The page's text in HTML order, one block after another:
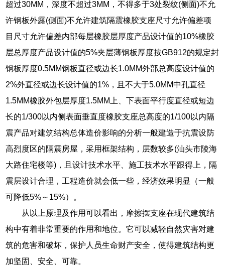
超过30MM，深度不超过3MM，不得多于3处裂纹(侧面)不允
许钢板外露(侧面)不允许建筑隔震橡胶支座尺寸允许偏差项
目尺寸允许偏差内部每层橡胶层厚度产品设计值的10%橡胶
层总厚度产品设计值的5%夹层薄钢板厚度按GB912的规定封
钢板厚度0.5MM钢板直径或边长1.0MM外部总高度设计值的
2%外直径或边长设计值的1%，且不大于5.0MM中孔直径
1.5MM橡胶外包层厚度1.5MM上、下表面平行度直径或短边
长的1/300以内侧表面垂直度橡胶支座总高度的1/100以内隔
震产品对建筑结构总体造价影响的分析一般建造于抗震设防
高烈度区的隔震房屋，采用框架结构，层数较多(汕头市陵海
大路住宅楼等)，且设计技术水平、施工技术水平跟得上，隔
震层设计合理，工程造价就会低一些，经济效果明显（一般
可降低5%～15%）。
从以上原理及作用可以看出，摩擦摆支座在现代建筑结
构中有着非常重要的作用和地位。它可以减轻自然灾害对建
筑的危害和破坏，保护人员生命财产安全，使得建筑结构更
加坚固、安全、可靠。